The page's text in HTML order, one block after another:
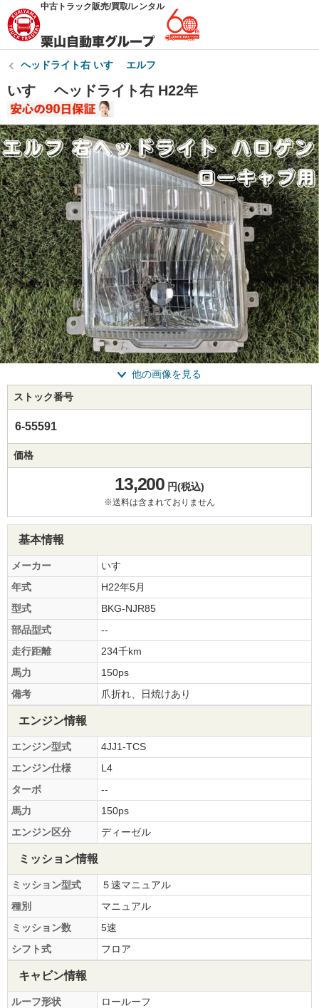
中古トラック販売/買取/レンタル
ヘッドライト右 いすゞ エルフ
いすゞ ヘッドライト右 H22年
他の画像を見る
ストック番号
6-55591
価格
13,200円(税込)
※送料は含まれておりません
基本情報
メーカー
いすゞ
年式
H22年5月
型式
BKG-NJR85
部品型式
--
走行距離
234千km
馬力
150ps
備考
爪折れ、日焼けあり
エンジン情報
エンジン型式
4JJ1-TCS
エンジン仕様
L4
ターボ
--
馬力
150ps
エンジン区分
ディーゼル
ミッション情報
ミッション型式
５速マニュアル
種別
マニュアル
ミッション数
5速
シフト式
フロア
キャビン情報
ルーフ形状
ロールーフ